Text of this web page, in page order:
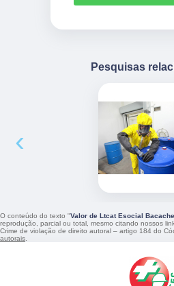
Pesquisas
‹
O conteúdo do texto "Valor de Ltcat Esocial
reprodução, parcial ou total, mesmo citando nossos
Crime de violação de direito autoral – artigo 184 do
autorais